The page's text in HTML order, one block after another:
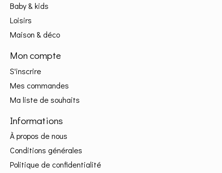
Baby & kids
Loisirs
Maison & déco
Mon compte
S'inscrire
Mes commandes
Ma liste de souhaits
Informations
À propos de nous
Conditions générales
Politique de confidentialité